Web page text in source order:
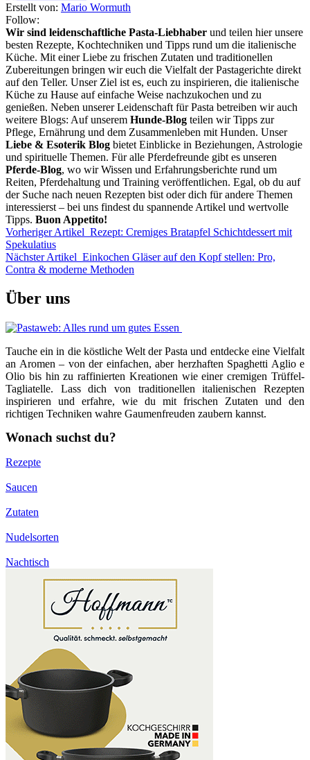
Erstellt von: Mario Wormuth
Follow:
Wir sind leidenschaftliche Pasta-Liebhaber und teilen hier unsere
besten Rezepte, Kochtechniken und Tipps rund um die italienische
Küche. Mit einer Liebe zu frischen Zutaten und traditionellen
Zubereitungen bringen wir euch die Vielfalt der Pastagerichte direkt
auf den Teller. Unser Ziel ist es, euch zu inspirieren, die italienische
Küche zu Hause auf einfache Weise nachzukochen und zu
genießen. Neben unserer Leidenschaft für Pasta betreiben wir auch
weitere Blogs: Auf unserem Hunde-Blog teilen wir Tipps zur
Pflege, Ernährung und dem Zusammenleben mit Hunden. Unser
Liebe & Esoterik Blog bietet Einblicke in Beziehungen, Astrologie
und spirituelle Themen. Für alle Pferdefreunde gibt es unseren
Pferde-Blog, wo wir Wissen und Erfahrungsberichte rund um
Reiten, Pferdehaltung und Training veröffentlichen. Egal, ob du auf
der Suche nach neuen Rezepten bist oder dich für andere Themen
interessierst – bei uns findest du spannende Artikel und wertvolle
Tipps. Buon Appetito!
Vorheriger Artikel Rezept: Cremiges Bratapfel Schichtdessert mit
Spekulatius
Nächster Artikel Einkochen Gläser auf den Kopf stellen: Pro,
Contra & moderne Methoden
Über uns
Tauche ein in die köstliche Welt der Pasta und entdecke eine Vielfalt
an Aromen – von der einfachen, aber herzhaften Spaghetti Aglio e
Olio bis hin zu raffinierten Kreationen wie einer cremigen Trüffel-
Tagliatelle. Lass dich von traditionellen italienischen Rezepten
inspirieren und erfahre, wie du mit frischen Zutaten und den
richtigen Techniken wahre Gaumenfreuden zaubern kannst.
Wonach suchst du?
Rezepte
Saucen
Zutaten
Nudelsorten
Nachtisch